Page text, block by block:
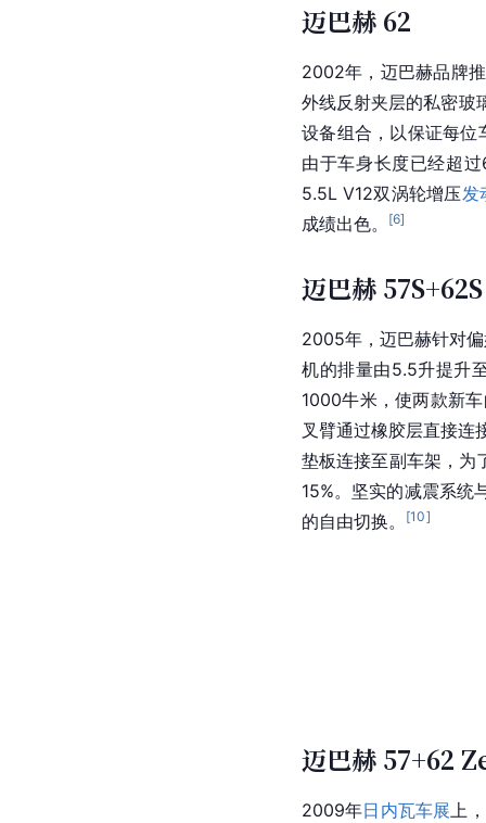
迈巴赫 62
2002年，迈巴赫品牌
外线反射夹层的私密玻
设备组合，以保证每
由于车身长度已经超
5.5L V12双涡轮增压发
成绩出色。
[6]
迈巴赫 57S+62S
2005年，迈巴赫针对
机的排量由5.5升提升
1000牛米，使两款新
叉臂通过橡胶层直接连
垫板连接至副车架 ，为
15%。坚实的减震系统
的自由切换。
[10]
迈巴赫 57+62
2009年日内瓦车展上